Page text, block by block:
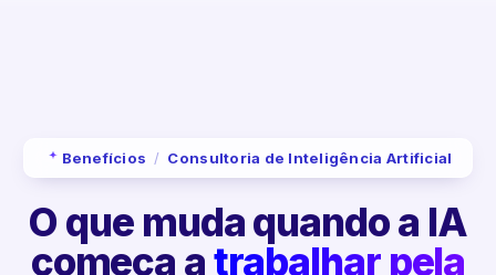
Benefícios / Consultoria de Inteligência Artificial
O que muda quando a IA
começa atrabalhar pela